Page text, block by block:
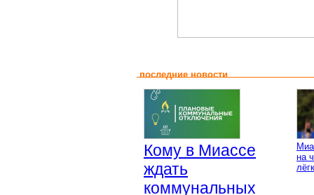
последние новости
Кому в Миассе
ждать
коммунальных
на